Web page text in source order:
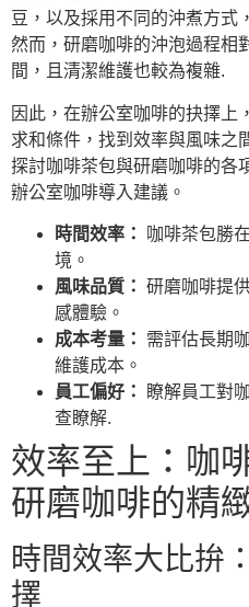
豆，以及採用不同的沖煮方式
然而，研磨咖啡的沖泡過程相
間，且清潔維護也較為複雜.
因此，在辦公室咖啡的抉擇上
求和條件，找到效率與風味之
探討咖啡茶包與研磨咖啡的各
辦公室咖啡導入建議。
時間效率：
咖啡茶包勝
境。
風味品質： 研磨咖啡提
感體驗。
成本考量：
需評估長期
維護成本。
員工偏好：
瞭解員工對
查瞭解.
效率至上：咖
研磨咖啡的精
時間效率大比拚
擇